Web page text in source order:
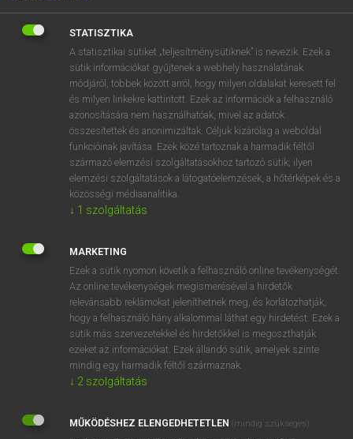
Díjmentes angol szótár
keverve sütött étel
ige keverve süt
forró olajban hirtelen kisüt
keresése szótárainkban
stipulation
Stirling
STATISZTIKA
A statisztikai sütiket „teljesítménysütiknek” is nevezik. Ezek a
sütik információkat gyűjtenek a webhely használatának
módjáról, többek között arról, hogy milyen oldalakat keresett fel
és milyen linkekre kattintott. Ezek az információk a felhasználó
azonosítására nem használhatóak, mivel az adatok
összesítettek és anonimizáltak. Céljuk kizárólag a weboldal
funkcióinak javítása. Ezek közé tartoznak a harmadik féltől
származó elemzési szolgáltatásokhoz tartozó sütik; ilyen
elemzési szolgáltatások a látogatóelemzések, a hőtérképek és a
közösségi médiaanalitika.
↓ 1 szolgáltatás
MARKETING
Ezek a sütik nyomon követik a felhasználó online tevékenységét.
Az online tevékenységek megismerésével a hirdetők
relevánsabb reklámokat jeleníthetnek meg, és korlátozhatják,
hogy a felhasználó hány alkalommal láthat egy hirdetést. Ezek a
sütik más szervezetekkel és hirdetőkkel is megoszthatják
ezeket az információkat. Ezek állandó sütik, amelyek szinte
mindig egy harmadik féltől származnak.
↓ 2 szolgáltatás
MŰKÖDÉSHEZ ELENGEDHETETLEN (mindig szükséges)
r t z u i o p ő ú
j k
n m , . - AltGr